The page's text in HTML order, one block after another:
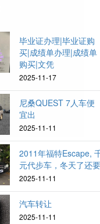
毕业证办理|毕业证购
买|成绩单办理|成绩单
购买|文凭
2025-11-17
尼桑QUEST 7人车便
宜出
2025-11-11
2011年福特Escape,
元代步车，冬天了还
2025-11-11
汽车转让
2025-11-11